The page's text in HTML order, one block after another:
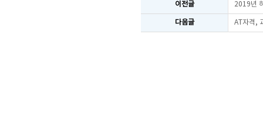
이전글 2019년
다음글 AT자격,